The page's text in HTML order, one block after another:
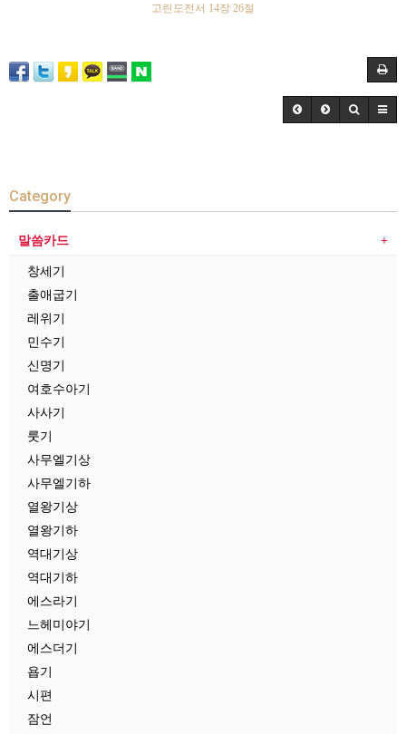
고린도전서 14장 26절
Category
말씀카드
창세기
출애굽기
레위기
민수기
신명기
여호수아기
사사기
룻기
사무엘기상
사무엘기하
열왕기상
열왕기하
역대기상
역대기하
에스라기
느헤미야기
에스더기
욥기
시편
잠언